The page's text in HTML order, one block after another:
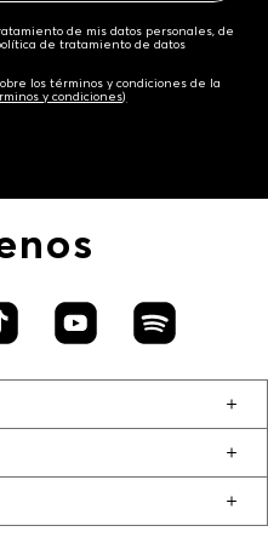
de mis datos personales, de
de tratamiento de datos
los términos y condiciones de la
y condiciones)